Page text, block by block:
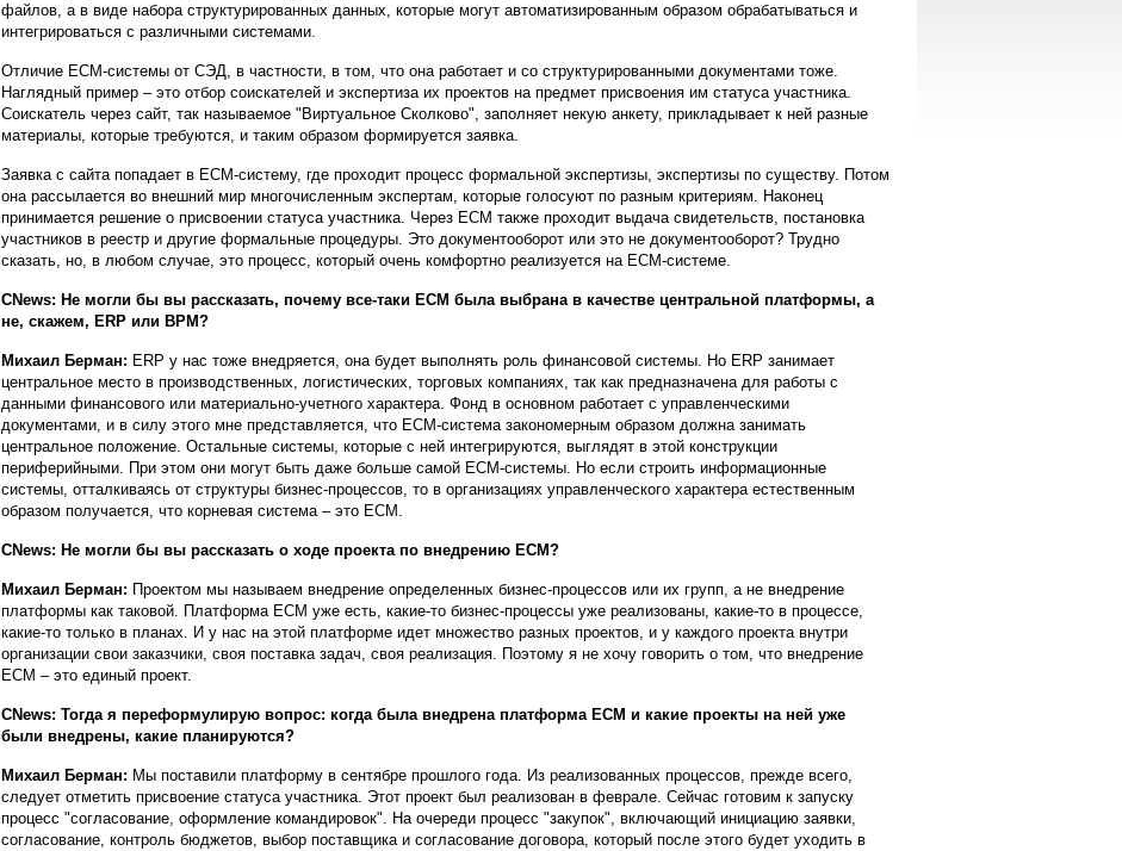
файлов, а в виде набора структурированных данных, которые могут автоматизированным образом обрабатываться и
интегрироваться с различными системами.
Отличие ECM-системы от СЭД, в частности, в том, что она работает и со структурированными документами тоже.
Наглядный пример – это отбор соискателей и экспертиза их проектов на предмет присвоения им статуса участника.
Соискатель через сайт, так называемое "Виртуальное Сколково", заполняет некую анкету, прикладывает к ней разные
материалы, которые требуются, и таким образом формируется заявка.
Заявка с сайта попадает в ECM-систему, где проходит процесс формальной экспертизы, экспертизы по существу. Потом
она рассылается во внешний мир многочисленным экспертам, которые голосуют по разным критериям. Наконец
принимается решение о присвоении статуса участника. Через ECM также проходит выдача свидетельств, постановка
участников в реестр и другие формальные процедуры. Это документооборот или это не документооборот? Трудно
сказать, но, в любом случае, это процесс, который очень комфортно реализуется на ECM-системе.
CNews: Не могли бы вы рассказать, почему все-таки ECM была выбрана в качестве центральной платформы, а
не, скажем, ERP или BPM?
Михаил Берман: ERP у нас тоже внедряется, она будет выполнять роль финансовой системы. Но ERP занимает
центральное место в производственных, логистических, торговых компаниях, так как предназначена для работы с
данными финансового или материально-учетного характера. Фонд в основном работает с управленческими
документами, и в силу этого мне представляется, что ECM-система закономерным образом должна занимать
центральное положение. Остальные системы, которые с ней интегрируются, выглядят в этой конструкции
периферийными. При этом они могут быть даже больше самой ECM-системы. Но если строить информационные
системы, отталкиваясь от структуры бизнес-процессов, то в организациях управленческого характера естественным
образом получается, что корневая система – это ECM.
CNews: Не могли бы вы рассказать о ходе проекта по внедрению ECM?
Михаил Берман: Проектом мы называем внедрение определенных бизнес-процессов или их групп, а не внедрение
платформы как таковой. Платформа ECM уже есть, какие-то бизнес-процессы уже реализованы, какие-то в процессе,
какие-то только в планах. И у нас на этой платформе идет множество разных проектов, и у каждого проекта внутри
организации свои заказчики, своя поставка задач, своя реализация. Поэтому я не хочу говорить о том, что внедрение
ECM – это единый проект.
CNews: Тогда я переформулирую вопрос: когда была внедрена платформа ECM и какие проекты на ней уже
были внедрены, какие планируются?
Михаил Берман: Мы поставили платформу в сентябре прошлого года. Из реализованных процессов, прежде всего,
следует отметить присвоение статуса участника. Этот проект был реализован в феврале. Сейчас готовим к запуску
процесс "согласование, оформление командировок". На очереди процесс "закупок", включающий инициацию заявки,
согласование, контроль бюджетов, выбор поставщика и согласование договора, который после этого будет уходить в